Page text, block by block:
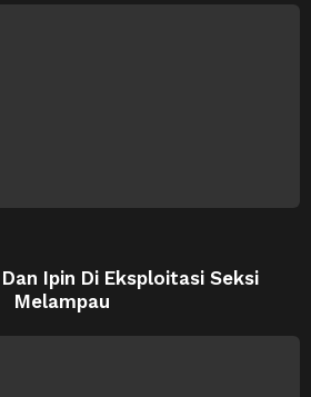
Dan Ipin Di Eksploitasi Seksi
Melampau